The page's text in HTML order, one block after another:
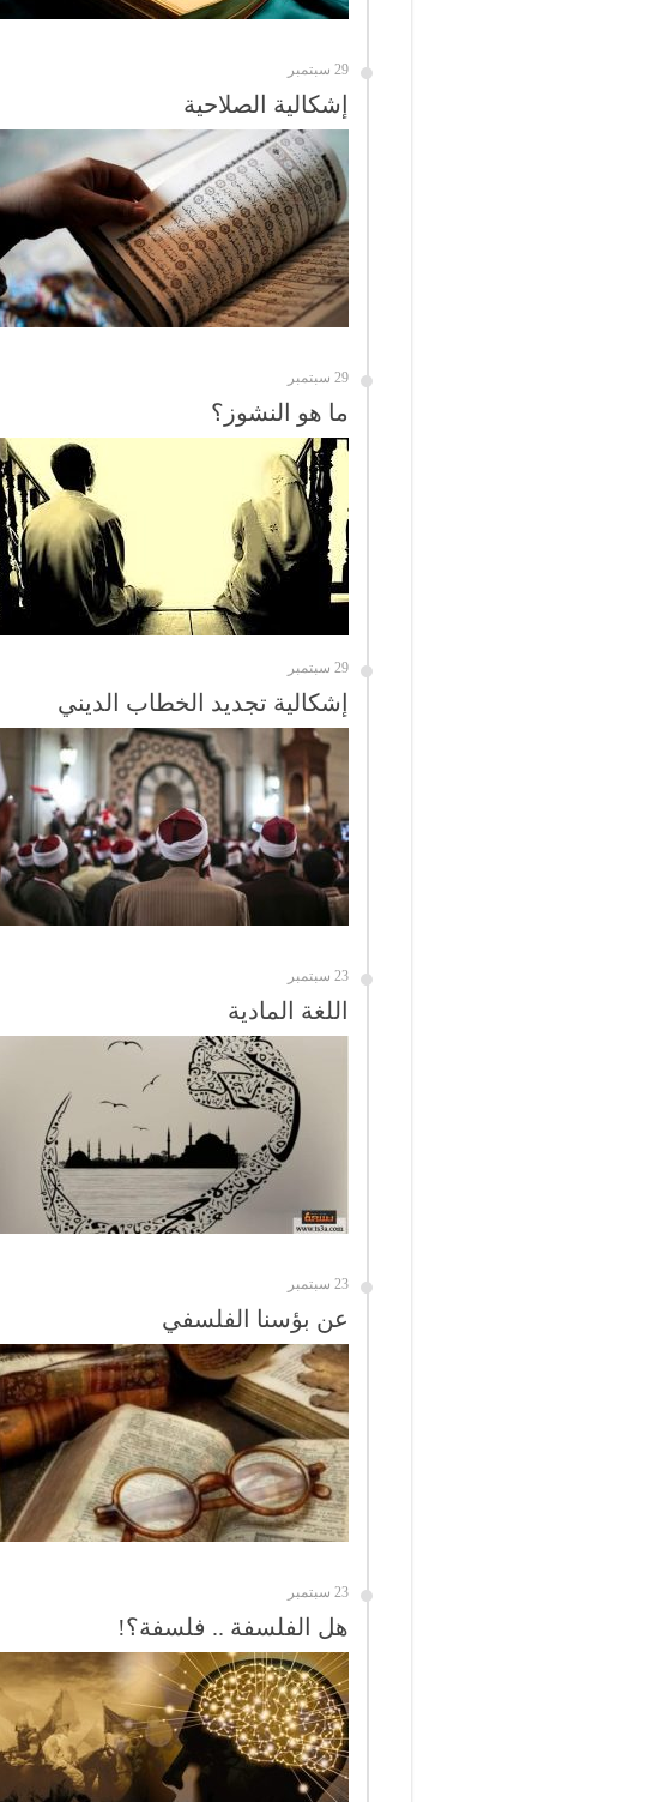
29 سبتمبر
إشكالية الصلاحية
29 سبتمبر
ما هو النشوز؟
29 سبتمبر
إشكالية تجديد الخطاب الديني
23 سبتمبر
اللغة المادية
23 سبتمبر
عن بؤسنا الفلسفي
23 سبتمبر
هل الفلسفة .. فلسفة؟!